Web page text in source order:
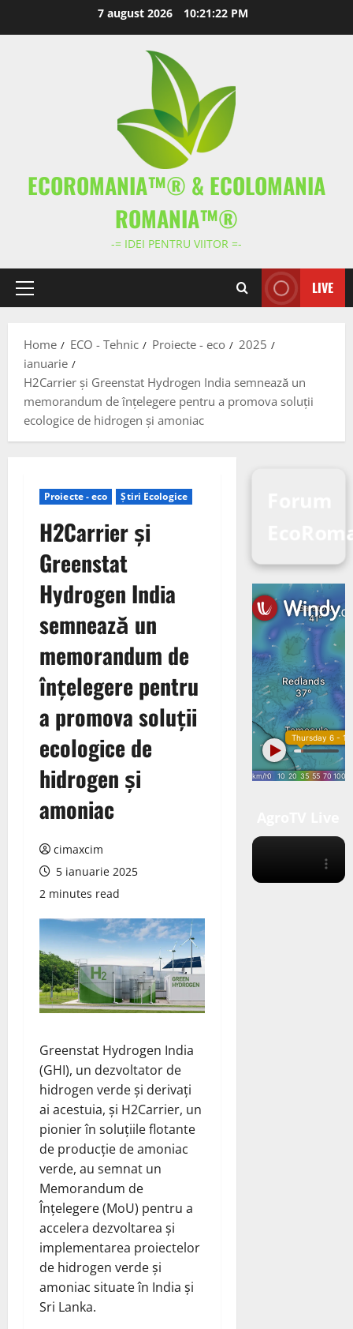
7 august 2026 10:21:22 PM
ECOROMANIA™® & ECOLOMANIA
ROMANIA™®
-= IDEI PENTRU VIITOR =-
Primary
LIVE
Home ECO - Tehnic Proiecte - eco
2025
ianuarie
H2Carrier și Greenstat Hydrogen India semnează un
memorandum de înțelegere pentru a promova soluții
ecologice de hidrogen și amoniac
Proiecte - eco Știri Ecologice
H2Carrier și
Greenstat
Hydrogen India
semnează un
memorandum de
înțelegere pentru
a promova soluții
ecologice de
hidrogen și
amoniac
cimaxcim
5 ianuarie 2025
2 minutes read
Greenstat Hydrogen India
(GHI), un dezvoltator de
hidrogen verde și derivați
ai acestuia, și H2Carrier, un
pionier în soluțiile flotante
de producție de amoniac
verde, au semnat un
Memorandum de
Înțelegere (MoU) pentru a
accelera dezvoltarea și
implementarea proiectelor
de hidrogen verde și
amoniac situate în India și
Sri Lanka.